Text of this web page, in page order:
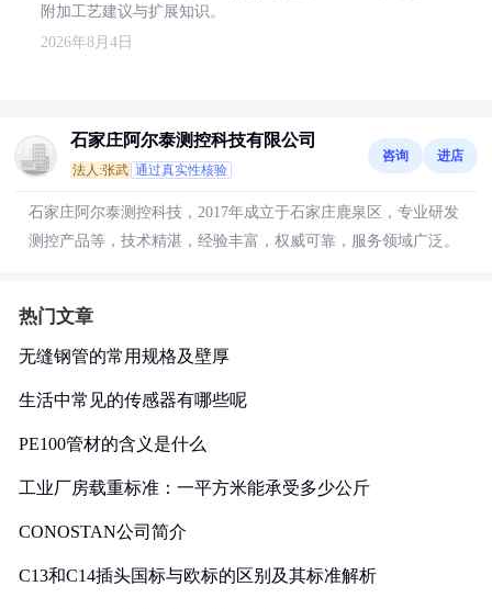
附加工艺建议与扩展知识。
2026年8月4日
石家庄阿尔泰测控科技有限公司
法人:张武 通过真实性核验
咨询 进店
石家庄阿尔泰测控科技，2017年成立于石家庄鹿泉区，专业研发
测控产品等，技术精湛，经验丰富，权威可靠，服务领域广泛。
热门文章
无缝钢管的常用规格及壁厚
生活中常见的传感器有哪些呢
PE100管材的含义是什么
工业厂房载重标准：一平方米能承受多少公斤
CONOSTAN公司简介
C13和C14插头国标与欧标的区别及其标准解析